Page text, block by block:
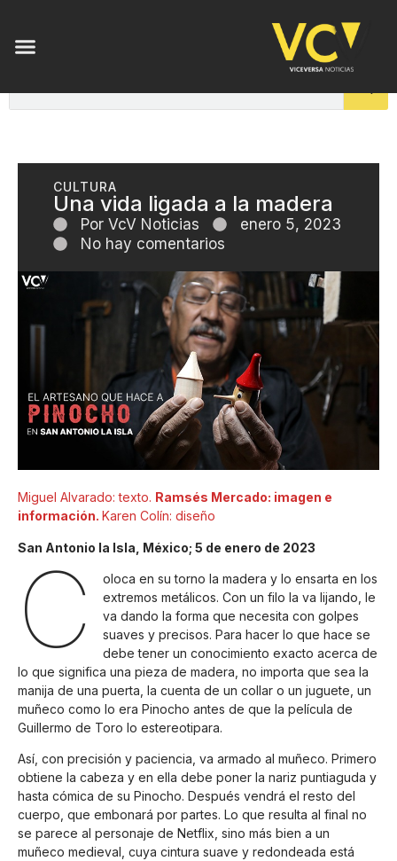
CULTURA
Una vida ligada a la madera
Por VcV Noticias
enero 5, 2023
No hay comentarios
Miguel Alvarado: texto. Ramsés Mercado: imagen e
información. Karen Colín: diseño
San Antonio la Isla, México; 5 de enero de 2023
C
oloca en su torno la madera y lo ensarta en los
extremos metálicos. Con un filo la va lijando, le
va dando la forma que necesita con golpes
suaves y precisos. Para hacer lo que hace se
debe tener un conocimiento exacto acerca de
lo que significa una pieza de madera, no importa que sea la
manija de una puerta, la cuenta de un collar o un juguete, un
muñeco como lo era Pinocho antes de que la película de
Guillermo de Toro lo estereotipara.
Así, con precisión y paciencia, va armado al muñeco. Primero
obtiene la cabeza y en ella debe poner la nariz puntiaguda y
hasta cómica de su Pinocho. Después vendrá el resto del
cuerpo, que embonará por partes. Lo que resulta al final no
se parece al personaje de Netflix, sino más bien a un
muñeco medieval, cuya cintura suave y redondeada está